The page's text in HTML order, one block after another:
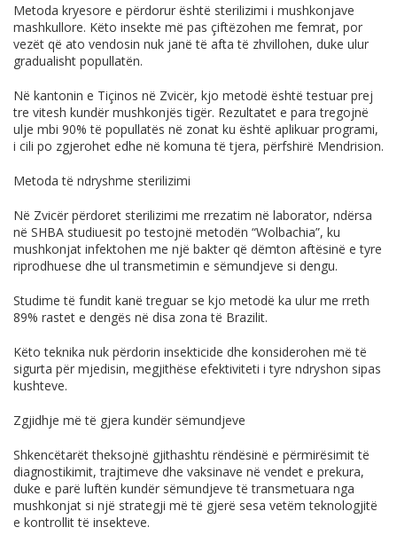
Metoda kryesore e përdorur është sterilizimi i mushkonjave
mashkullore. Këto insekte më pas çiftëzohen me femrat, por
vezët që ato vendosin nuk janë të afta të zhvillohen, duke ulur
gradualisht popullatën.
Në kantonin e Tiçinos në Zvicër, kjo metodë është testuar prej
tre vitesh kundër mushkonjës tigër. Rezultatet e para tregojnë
ulje mbi 90% të popullatës në zonat ku është aplikuar programi,
i cili po zgjerohet edhe në komuna të tjera, përfshirë Mendrision.
Metoda të ndryshme sterilizimi
Në Zvicër përdoret sterilizimi me rrezatim në laborator, ndërsa
në SHBA studiuesit po testojnë metodën “Wolbachia”, ku
mushkonjat infektohen me një bakter që dëmton aftësinë e tyre
riprodhuese dhe ul transmetimin e sëmundjeve si dengu.
Studime të fundit kanë treguar se kjo metodë ka ulur me rreth
89% rastet e dengës në disa zona të Brazilit.
Këto teknika nuk përdorin insekticide dhe konsiderohen më të
sigurta për mjedisin, megjithëse efektiviteti i tyre ndryshon sipas
kushteve.
Zgjidhje më të gjera kundër sëmundjeve
Shkencëtarët theksojnë gjithashtu rëndësinë e përmirësimit të
diagnostikimit, trajtimeve dhe vaksinave në vendet e prekura,
duke e parë luftën kundër sëmundjeve të transmetuara nga
mushkonjat si një strategji më të gjerë sesa vetëm teknologjitë
e kontrollit të insekteve.